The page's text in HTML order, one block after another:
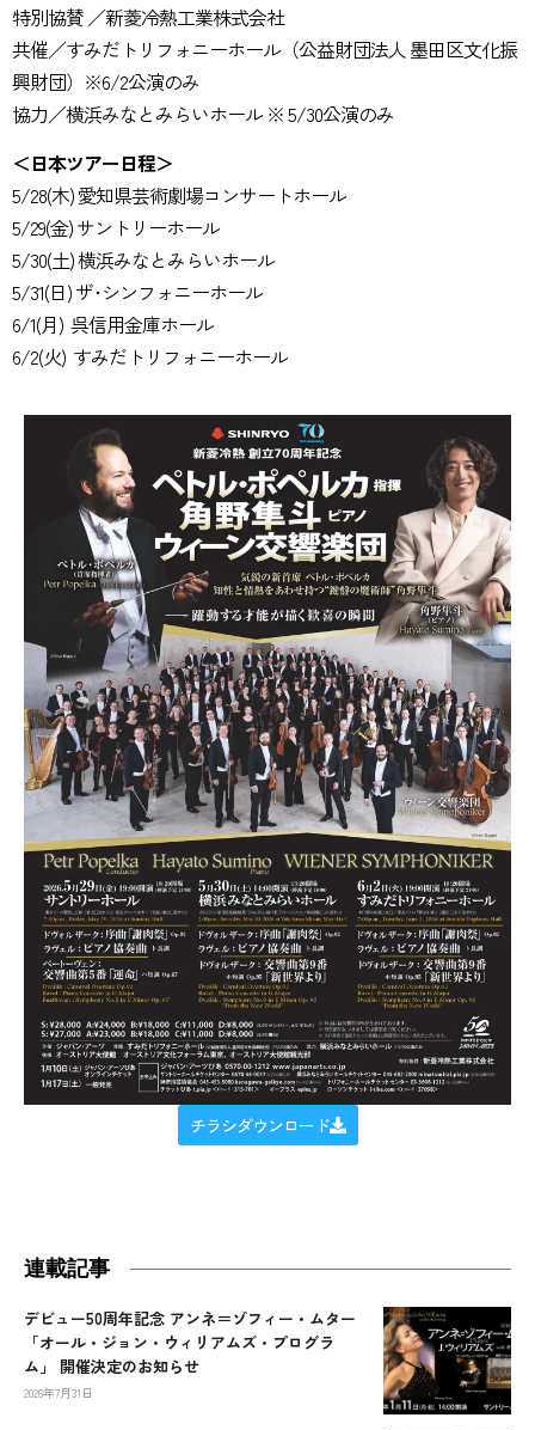
特別協賛 ／新菱冷熱工業株式会社
共催／すみだトリフォニーホール（公益財団法人 墨田区文化振
興財団）※6/2公演のみ
協力／横浜みなとみらいホール ※ 5/30公演のみ
＜日本ツアー日程＞
5/28(木) 愛知県芸術劇場コンサートホール
5/29(金) サントリーホール
5/30(土) 横浜みなとみらいホール
5/31(日) ザ･シンフォニーホール
6/1(月) 呉信用金庫ホール
6/2(火) すみだトリフォニーホール
チラシダウンロード
連載記事
デビュー50周年記念 アンネ＝ゾフィー・ムター
「オール・ジョン・ウィリアムズ・プログラ
ム」 開催決定のお知らせ
2026年7月31日